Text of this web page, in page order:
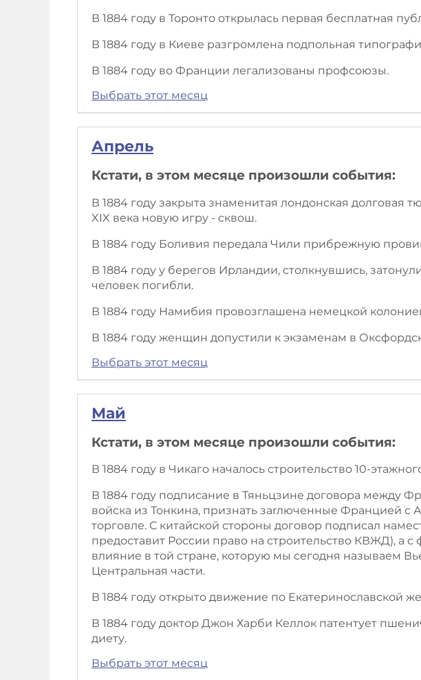
В 1884 году в Торонто открылась первая бесплатная
В 1884 году в Киеве разгромлена подпольная
В 1884 году во Франции легализованы профсоюзы.
Выбрать этот месяц
Апрель
Кстати, в этом месяце произошли события:
В 1884 году закрыта знаменитая лондонская долговая
XIX века новую игру - сквош.
В 1884 году Боливия передала Чили прибрежную
В 1884 году у берегов Ирландии, столкнувшись,
человек погибли.
В 1884 году Намибия провозглашена немецкой
В 1884 году женщин допустили к экзаменам в
Выбрать этот месяц
Май
Кстати, в этом месяце произошли события:
В 1884 году в Чикаго началось строительство 10-
В 1884 году подписание в Тяньцзине договора между
войска из Тонкина, признать заrлюченные Францией с
торговле. С китайской стороны договор подписал
предоставит России право на строительство КВЖД), а
влияние в той стране, которую мы сегодня называем
Центральная части.
В 1884 году открыто движение по Екатеринославской
В 1884 году доктор Джон Харби Келлок патентует
диету.
Выбрать этот месяц